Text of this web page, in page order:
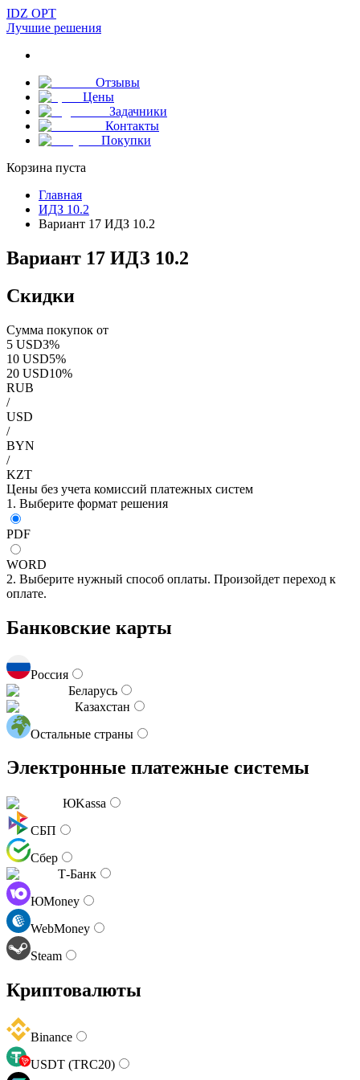
IDZ OPT
Лучшие решения
Отзывы
Цены
Задачники
Контакты
Покупки
Корзина пуста
Главная
ИДЗ 10.2
Вариант 17 ИДЗ 10.2
Вариант 17 ИДЗ 10.2
Скидки
Сумма покупок от
5 USD3%
10 USD5%
20 USD10%
RUB
/
USD
/
BYN
/
KZT
Цены без учета комиссий платежных систем
1. Выберите формат решения
PDF
WORD
2. Выберите нужный способ оплаты. Произойдет переход к
оплате.
Банковские карты
Россия
Беларусь
Казахстан
Остальные страны
Электронные платежные системы
ЮKassa
СБП
Сбер
Т-Банк
ЮMoney
WebMoney
Steam
Криптовалюты
Binance
USDT (TRC20)